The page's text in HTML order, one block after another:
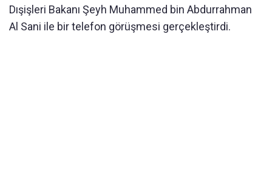
Dışişleri Bakanı Şeyh Muhammed bin Abdurrahman
Al Sani ile bir telefon görüşmesi gerçekleştirdi.